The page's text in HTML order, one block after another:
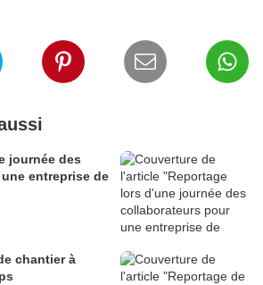
journée des
entreprise de
chantier à